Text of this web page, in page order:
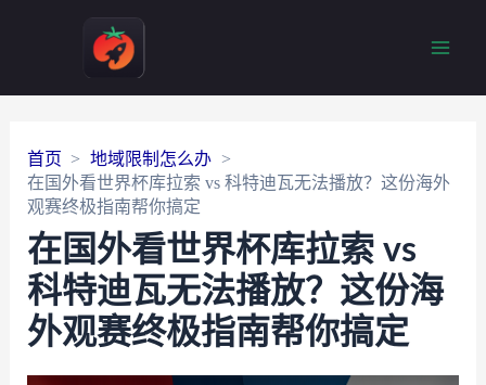
首页
地域限制怎么办
在国外看世界杯库拉索 vs 科特迪瓦无法播放？这份海外
观赛终极指南帮你搞定
在国外看世界杯库拉索 vs
科特迪瓦无法播放？这份海
外观赛终极指南帮你搞定